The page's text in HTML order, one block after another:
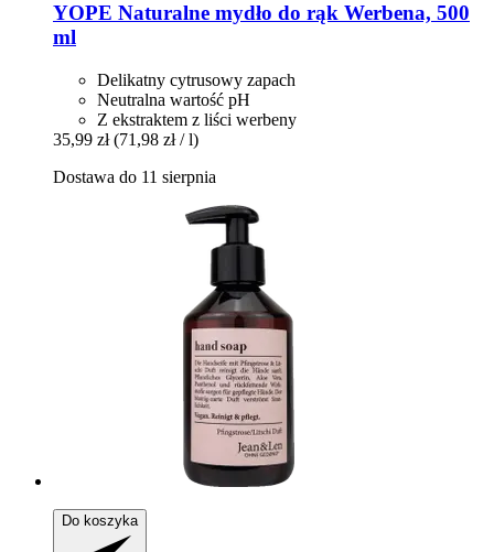
YOPE Naturalne mydło do rąk Werbena, 500
ml
Delikatny cytrusowy zapach
Neutralna wartość pH
Z ekstraktem z liści werbeny
35,99 zł (71,98 zł / l)
Dostawa do 11 sierpnia
Do koszyka